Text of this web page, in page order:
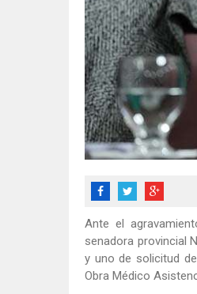
Ante el
senadora provincial
y uno de solicitud
Obra Médico